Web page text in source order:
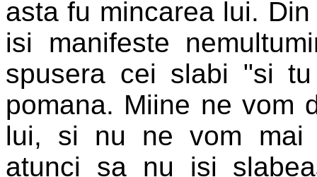
asta fu mincarea lui.
isi manifeste
spusera cei slabi "si
pomana. Miine ne vom
lui, si nu ne vom mai
atunci sa nu isi